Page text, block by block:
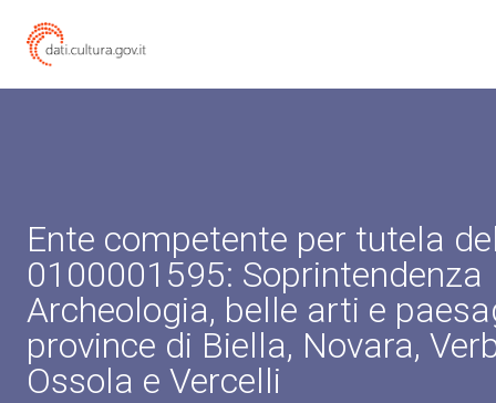
Ente competente per tutela
0100001595: Soprintendenza
Archeologia, belle arti e
province di Biella, Novara,
Ossola e Vercelli